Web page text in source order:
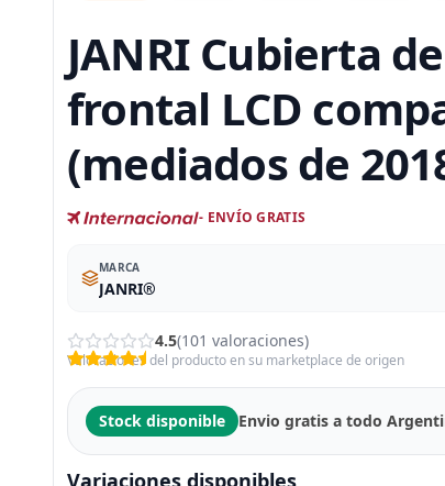
JANRI Cubierta
frontal LCD
(mediados de
- ENVÍO GRATIS
MARCA
JANRI®
4.5(101 valoraciones)
Valoraciones del producto en su marketplace de origen
Stock disponible Envio gratis a todo
Variaciones disponibles